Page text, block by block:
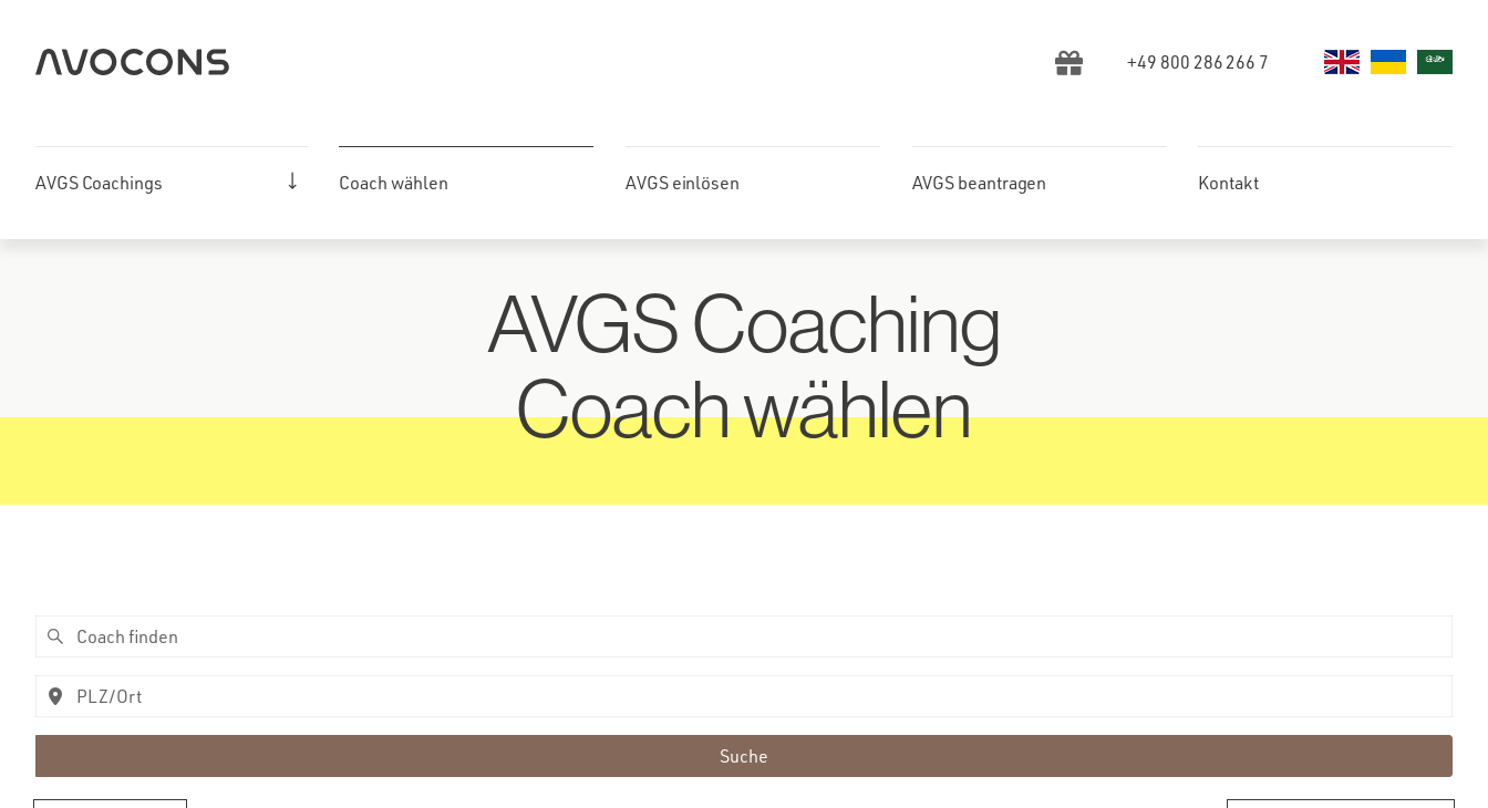
springen
+49 800 286 266 7
AVGS Coachings Coach wählen AVGS einlösen AVGS beantragen Kontakt
AVGS Coaching
Coach wählen
Suche